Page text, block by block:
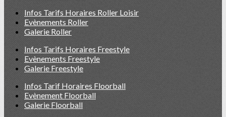
Infos Tarifs Horaires Roller Loisir
Evènements Roller
Galerie Roller
Infos Tarifs Horaires Freestyle
Evènements Freestyle
Galerie Freestyle
Infos Tarif Horaires Floorball
Evènement Floorball
Galerie Floorball